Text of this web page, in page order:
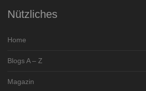
Nützliches
Home
Blogs A – Z
Magazin